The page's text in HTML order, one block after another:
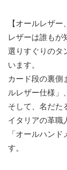
【オールレザ
レザーは誰もが
選りすぐりのタ
います。
カード段の裏側
ルレザー仕様」、
そして、名だた
イタリアの革職
「オールハン
す。